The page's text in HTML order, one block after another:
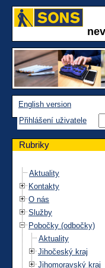
English version
Přihlášení uživatele
Rubriky
Aktuality
Kontakty
O nás
Služby
Pobočky (odbočky)
Aktuality
Jihočeský kraj
Jihomoravský kraj